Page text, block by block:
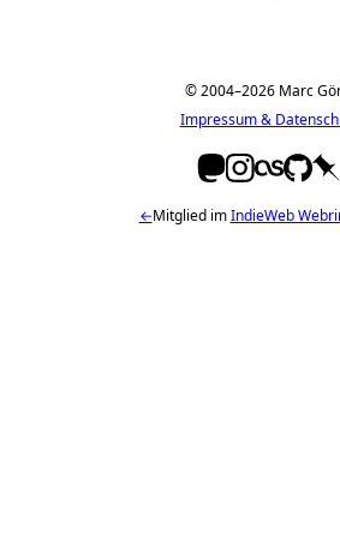
© 2004–2026 Marc
Impressum &
←Mitglied imIndieWeb